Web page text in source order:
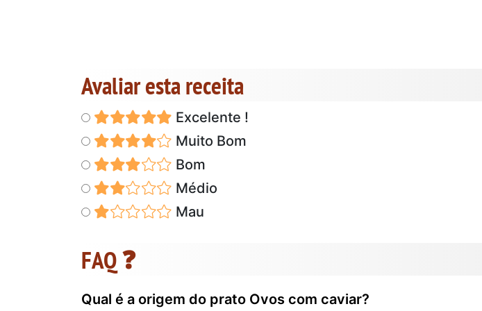
Avaliar esta receita
Excelente !
Muito Bom
Bom
Médio
Mau
FAQ ❓
Qual é a origem do prato Ovos com caviar?